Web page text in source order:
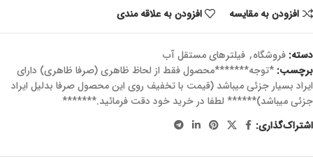
افزودن به مقایسه افزودن به علاقه مندی
دسته: فروشگاه, فیلترهای مستقل آب
برچسب: *توجه*******محصول فقط از لحاظ ظاهری (صرفا ظاهری) دارای
ایراد بسیار جزئی میباشد (قیمت با تخفیف روی این محصول صرفا بدلیل ایراد
جزئی میباشد)****** لطفا در خرید خود دقت فرمائید.*******
اشتراک‌گذاری: